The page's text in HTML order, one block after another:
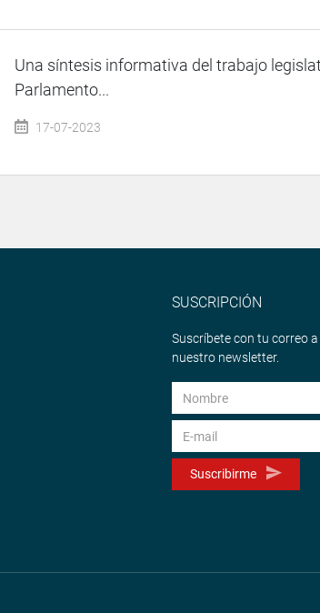
Una síntesis informativa del trabajo
Parlamento...
17-07-2023
SUSCRIPCIÓN
Suscríbete con tu correo a
nuestro newsletter.
Suscribirme